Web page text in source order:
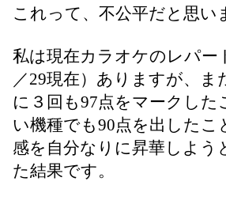
これって、不公平だと思い
私は現在カラオケのレパー
／29現在）ありますが、
に３回も97点をマークし
い機種でも90点を出した
感を自分なりに昇華しよう
た結果です。